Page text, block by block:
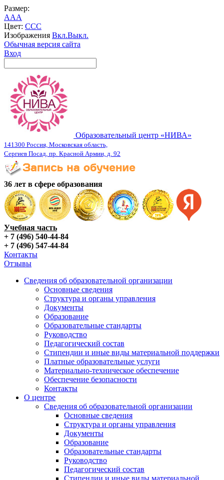
Размер:
AAA
Цвет: CCC
Изображения Вкл.Выкл.
Обычная версия сайта
Вход
Образовательный центр «НИВА»
141300 Россия, Московская область,
Сергиев Посад, пр. Красной Армии, д. 92
36 лет в сфере образования
Учебная часть
+ 7 (496) 540-44-84
+ 7 (496) 547-44-84
Контакты
Отзывы
Сведения об образовательной организации
Основные сведения
Структура и органы управления
Документы
Образование
Образовательные стандарты
Руководство
Педагогический состав
Стипендии и иные виды материальной поддержки
Платные образовательные услуги
Материально-техническое обеспечение
Обеспечение безопасности
Контакты
О центре
Сведения об образовательной организации
Основные сведения
Структура и органы управления
Документы
Образование
Образовательные стандарты
Руководство
Педагогический состав
Стипендии и иные виды материальной